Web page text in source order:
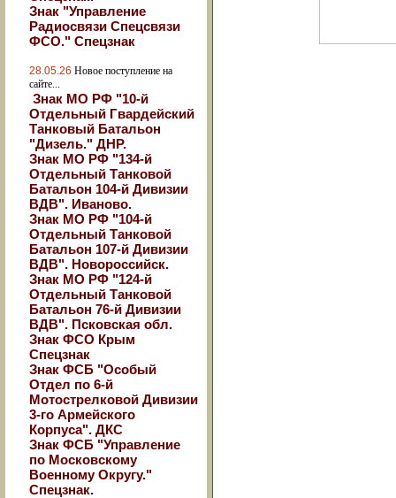
Знак "Управление
Радиосвязи Спецсвязи
ФСО." Спецзнак
28.05.26 Новое поступление на
сайте...
Знак МО РФ "10-й
Отдельный Гвардейский
Танковый Батальон
"Дизель." ДНР.
Знак МО РФ "134-й
Отдельный Танковой
Батальон 104-й Дивизии
ВДВ". Иваново.
Знак МО РФ "104-й
Отдельный Танковой
Батальон 107-й Дивизии
ВДВ". Новороссийск.
Знак МО РФ "124-й
Отдельный Танковой
Батальон 76-й Дивизии
ВДВ". Псковская обл.
Знак ФСО Крым
Спецзнак
Знак ФСБ "Особый
Отдел по 6-й
Мотострелковой Дивизии
3-го Армейского
Корпуса". ДКС
Знак ФСБ "Управление
по Московскому
Военному Округу."
Спецзнак.